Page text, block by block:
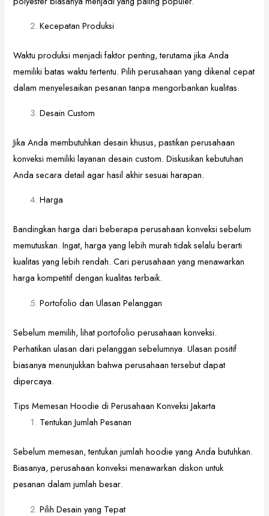
Kecepatan Produksi
Waktu produksi menjadi faktor penting, terutama jika Anda
memiliki batas waktu tertentu. Pilih perusahaan yang dikenal cepat
dalam menyelesaikan pesanan tanpa mengorbankan kualitas.
Desain Custom
Jika Anda membutuhkan desain khusus, pastikan perusahaan
konveksi memiliki layanan desain custom. Diskusikan kebutuhan
Anda secara detail agar hasil akhir sesuai harapan.
Harga
Bandingkan harga dari beberapa perusahaan konveksi sebelum
memutuskan. Ingat, harga yang lebih murah tidak selalu berarti
kualitas yang lebih rendah. Cari perusahaan yang menawarkan
harga kompetitif dengan kualitas terbaik.
Portofolio dan Ulasan Pelanggan
Sebelum memilih, lihat portofolio perusahaan konveksi.
Perhatikan ulasan dari pelanggan sebelumnya. Ulasan positif
biasanya menunjukkan bahwa perusahaan tersebut dapat
dipercaya.
Tips Memesan Hoodie di Perusahaan Konveksi Jakarta
Tentukan Jumlah Pesanan
Sebelum memesan, tentukan jumlah hoodie yang Anda butuhkan.
Biasanya, perusahaan konveksi menawarkan diskon untuk
pesanan dalam jumlah besar.
Pilih Desain yang Tepat